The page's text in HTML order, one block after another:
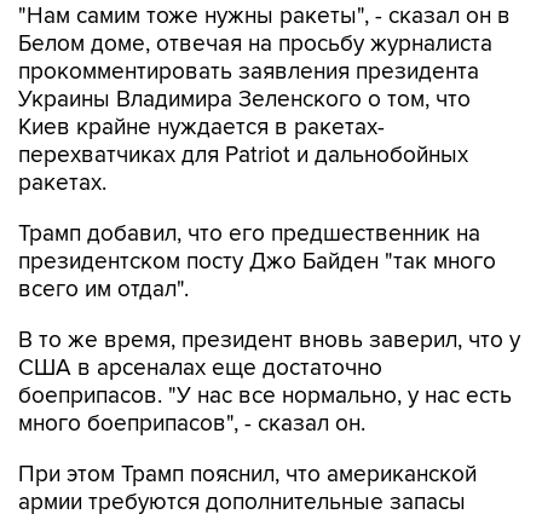
"Нам самим тоже нужны ракеты", - сказал он в
Белом доме, отвечая на просьбу журналиста
прокомментировать заявления президента
Украины Владимира Зеленского о том, что
Киев крайне нуждается в ракетах-
перехватчиках для Patriot и дальнобойных
ракетах.
Трамп добавил, что его предшественник на
президентском посту Джо Байден "так много
всего им отдал".
В то же время, президент вновь заверил, что у
США в арсеналах еще достаточно
боеприпасов. "У нас все нормально, у нас есть
много боеприпасов", - сказал он.
При этом Трамп пояснил, что американской
армии требуются дополнительные запасы